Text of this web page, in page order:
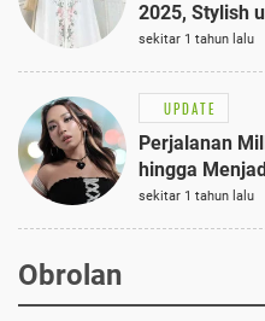
2025, Stylish
Semi-Formal
sekitar 1 tahun lalu
UPDATE
Perjalanan
hingga
sekitar 1 tahun lalu
Obrolan